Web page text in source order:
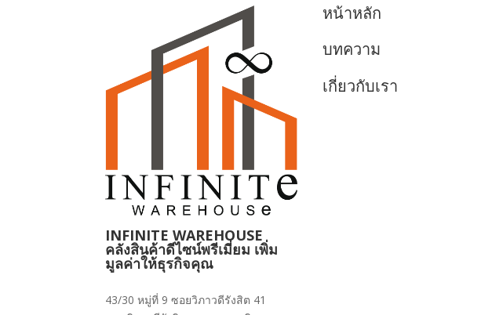
INFINITE WAREHOUSE
คลังสินค้าดีไซน์พรีเมี่ยม เพิ่ม
มูลค่าให้ธุรกิจคุณ
43/30 หมู่ที่ 9 ซอยวิภาวดีรังสิต 41
หน้าหลัก
บทความ
เกี่ยวกับเรา